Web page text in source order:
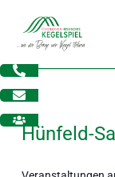
Inhalt
springen
Hünfeld-